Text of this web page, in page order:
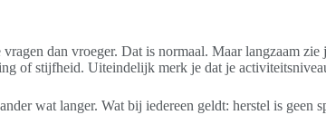
dan vroeger. Dat is normaal. Maar langzaam
of stijfheid. Uiteindelijk merk je dat je
wat langer. Wat bij iedereen geldt: herstel is geen